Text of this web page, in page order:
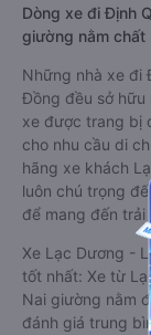
Dòng xe đi Định
giường nằm chất
Những nhà xe đi
Đồng đều sở hữu
xe được trang bị
cho nhu cầu di
hãng xe khách
luôn chú trọng
để mang đến trải
Xe Lạc Dương -
tốt nhất: Xe từ
Nai giường nằm
đánh giá trung